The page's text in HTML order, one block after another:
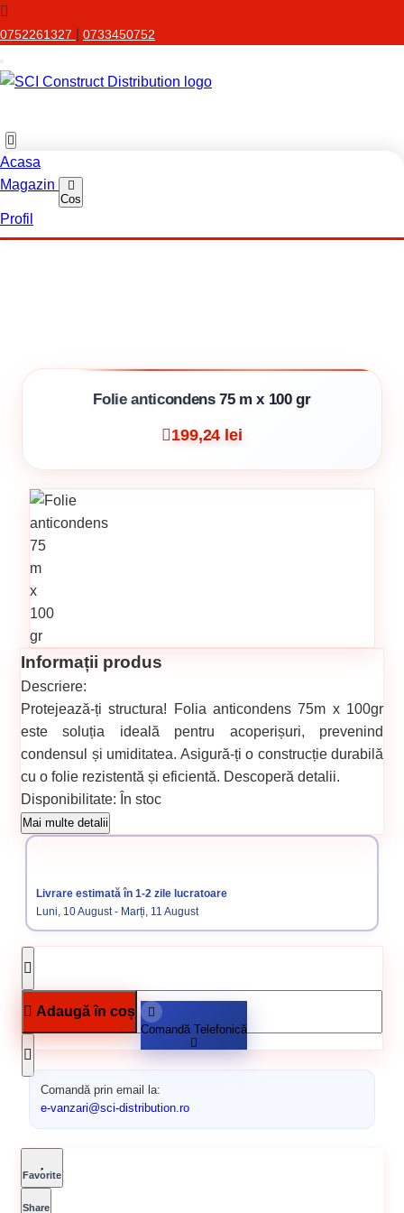
0752261327 0733450752
Acasa
Magazin
Cos
Profil
Folie anticondens 75 m x 100 gr
199,24 lei
Informații produs
Descriere:
Protejează-ți structura! Folia anticondens 75m x 100gr
este soluția ideală pentru acoperișuri, prevenind
condensul și umiditatea. Asigură-ți o construcție durabilă
cu o folie rezistentă și eficientă. Descoperă detalii.
Disponibilitate: În stoc
Cod produs: 00000361
Categorii:
Mai multe detalii
Livrare estimată în 1-2 zile lucratoare
Luni, 10 August - Marți, 11 August
Adaugă în coș
Comandă Telefonică
Comandă prin email la:
e-vanzari@sci-distribution.ro
Favorite
Share